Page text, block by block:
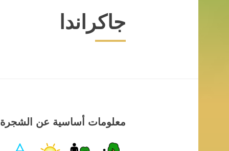
جاكراندا
معلومات أساسية عن الشجرة